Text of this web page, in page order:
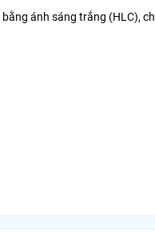
ánh sáng trắng (HLC),